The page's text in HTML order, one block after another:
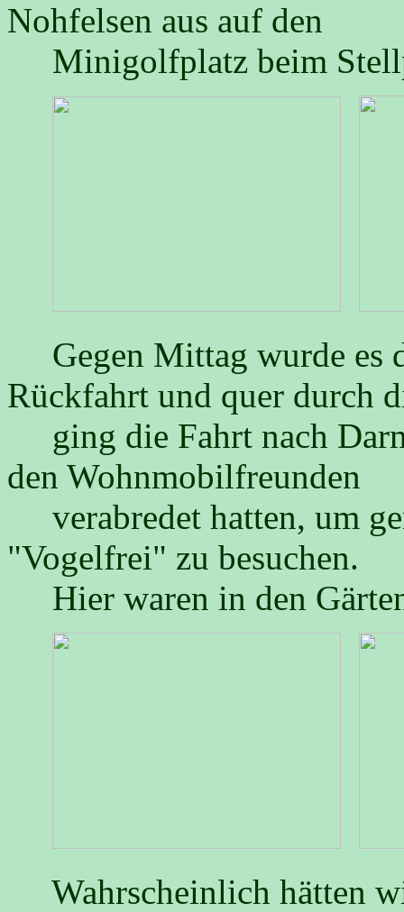
Nohfelsen aus auf den
Minigolfplatz beim
Gegen Mittag wurde es
Rückfahrt und quer durch
ging die Fahrt nach
den Wohnmobilfreunden
verabredet hatten, um
"Vogelfrei" zu besuchen.
Hier waren in den
Wahrscheinlich hätten